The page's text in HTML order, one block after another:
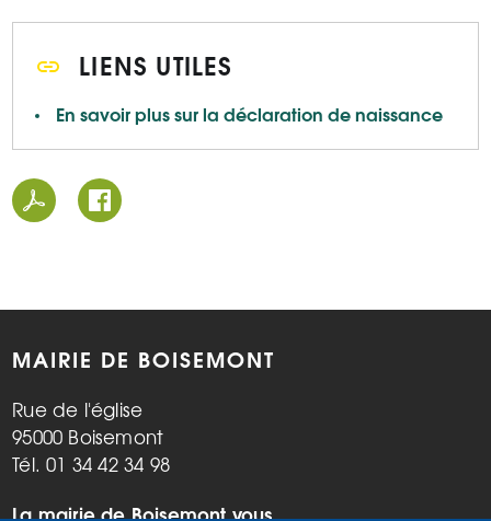
LIENS UTILES
En savoir plus sur la déclaration de naissance
MAIRIE DE BOISEMONT
Rue de l'église
95000 Boisemont
Tél. 01 34 42 34 98
La mairie de Boisemont vous